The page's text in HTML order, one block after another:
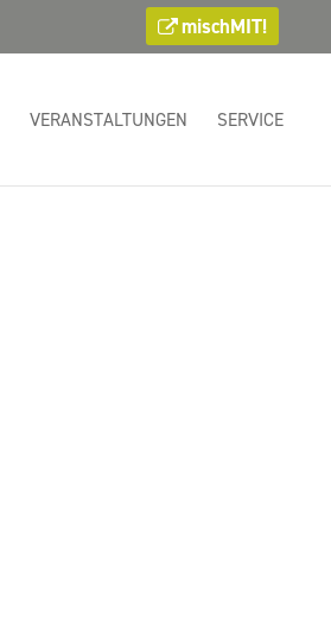
mischMIT!
VERANSTALTUNGEN SERVICE